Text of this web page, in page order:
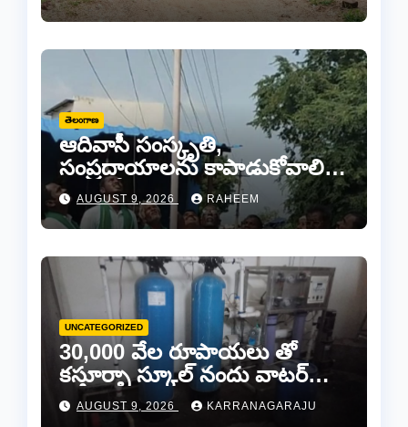
తెలంగాణ
ఆదివాసీ సంస్కృతి,
సంప్రదాయాలను కాపాడుకోవాలి…
ఆదివాసీ నాయకపోడ్ జిల్లా
అధ్యక్షులు మొట్ట పెంటయ్య
AUGUST 9, 2026 RAHEEM
UNCATEGORIZED
30,000 వేల రూపాయలు తో
కస్తూర్బా స్కూల్ నందు వాటర్
ప్లాంట్ మరమ్మతులకి “చెక్”..
AUGUST 9, 2026 KARRANAGARAJU